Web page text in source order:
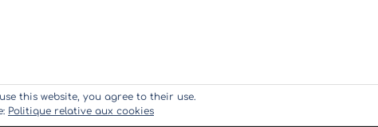
this website, you agree to their use.
Politique relative aux cookies